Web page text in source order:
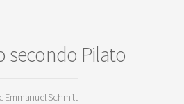
secondo Pilato
Emmanuel Schmitt